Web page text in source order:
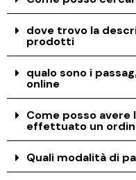
dove trovo la
prodotti
qualo sono i
online
Come posso avere
effettuato un
Quali modalità di